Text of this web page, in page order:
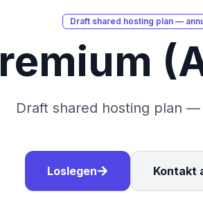
Draft shared hosting plan —
Draft shared hosting plan —
Loslegen Kontakt